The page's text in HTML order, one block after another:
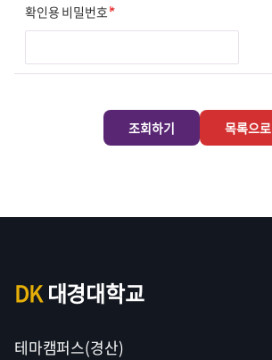
확인용 비밀번호*
조회하기 목록으로
DK대경대학교
테마캠퍼스(경산)